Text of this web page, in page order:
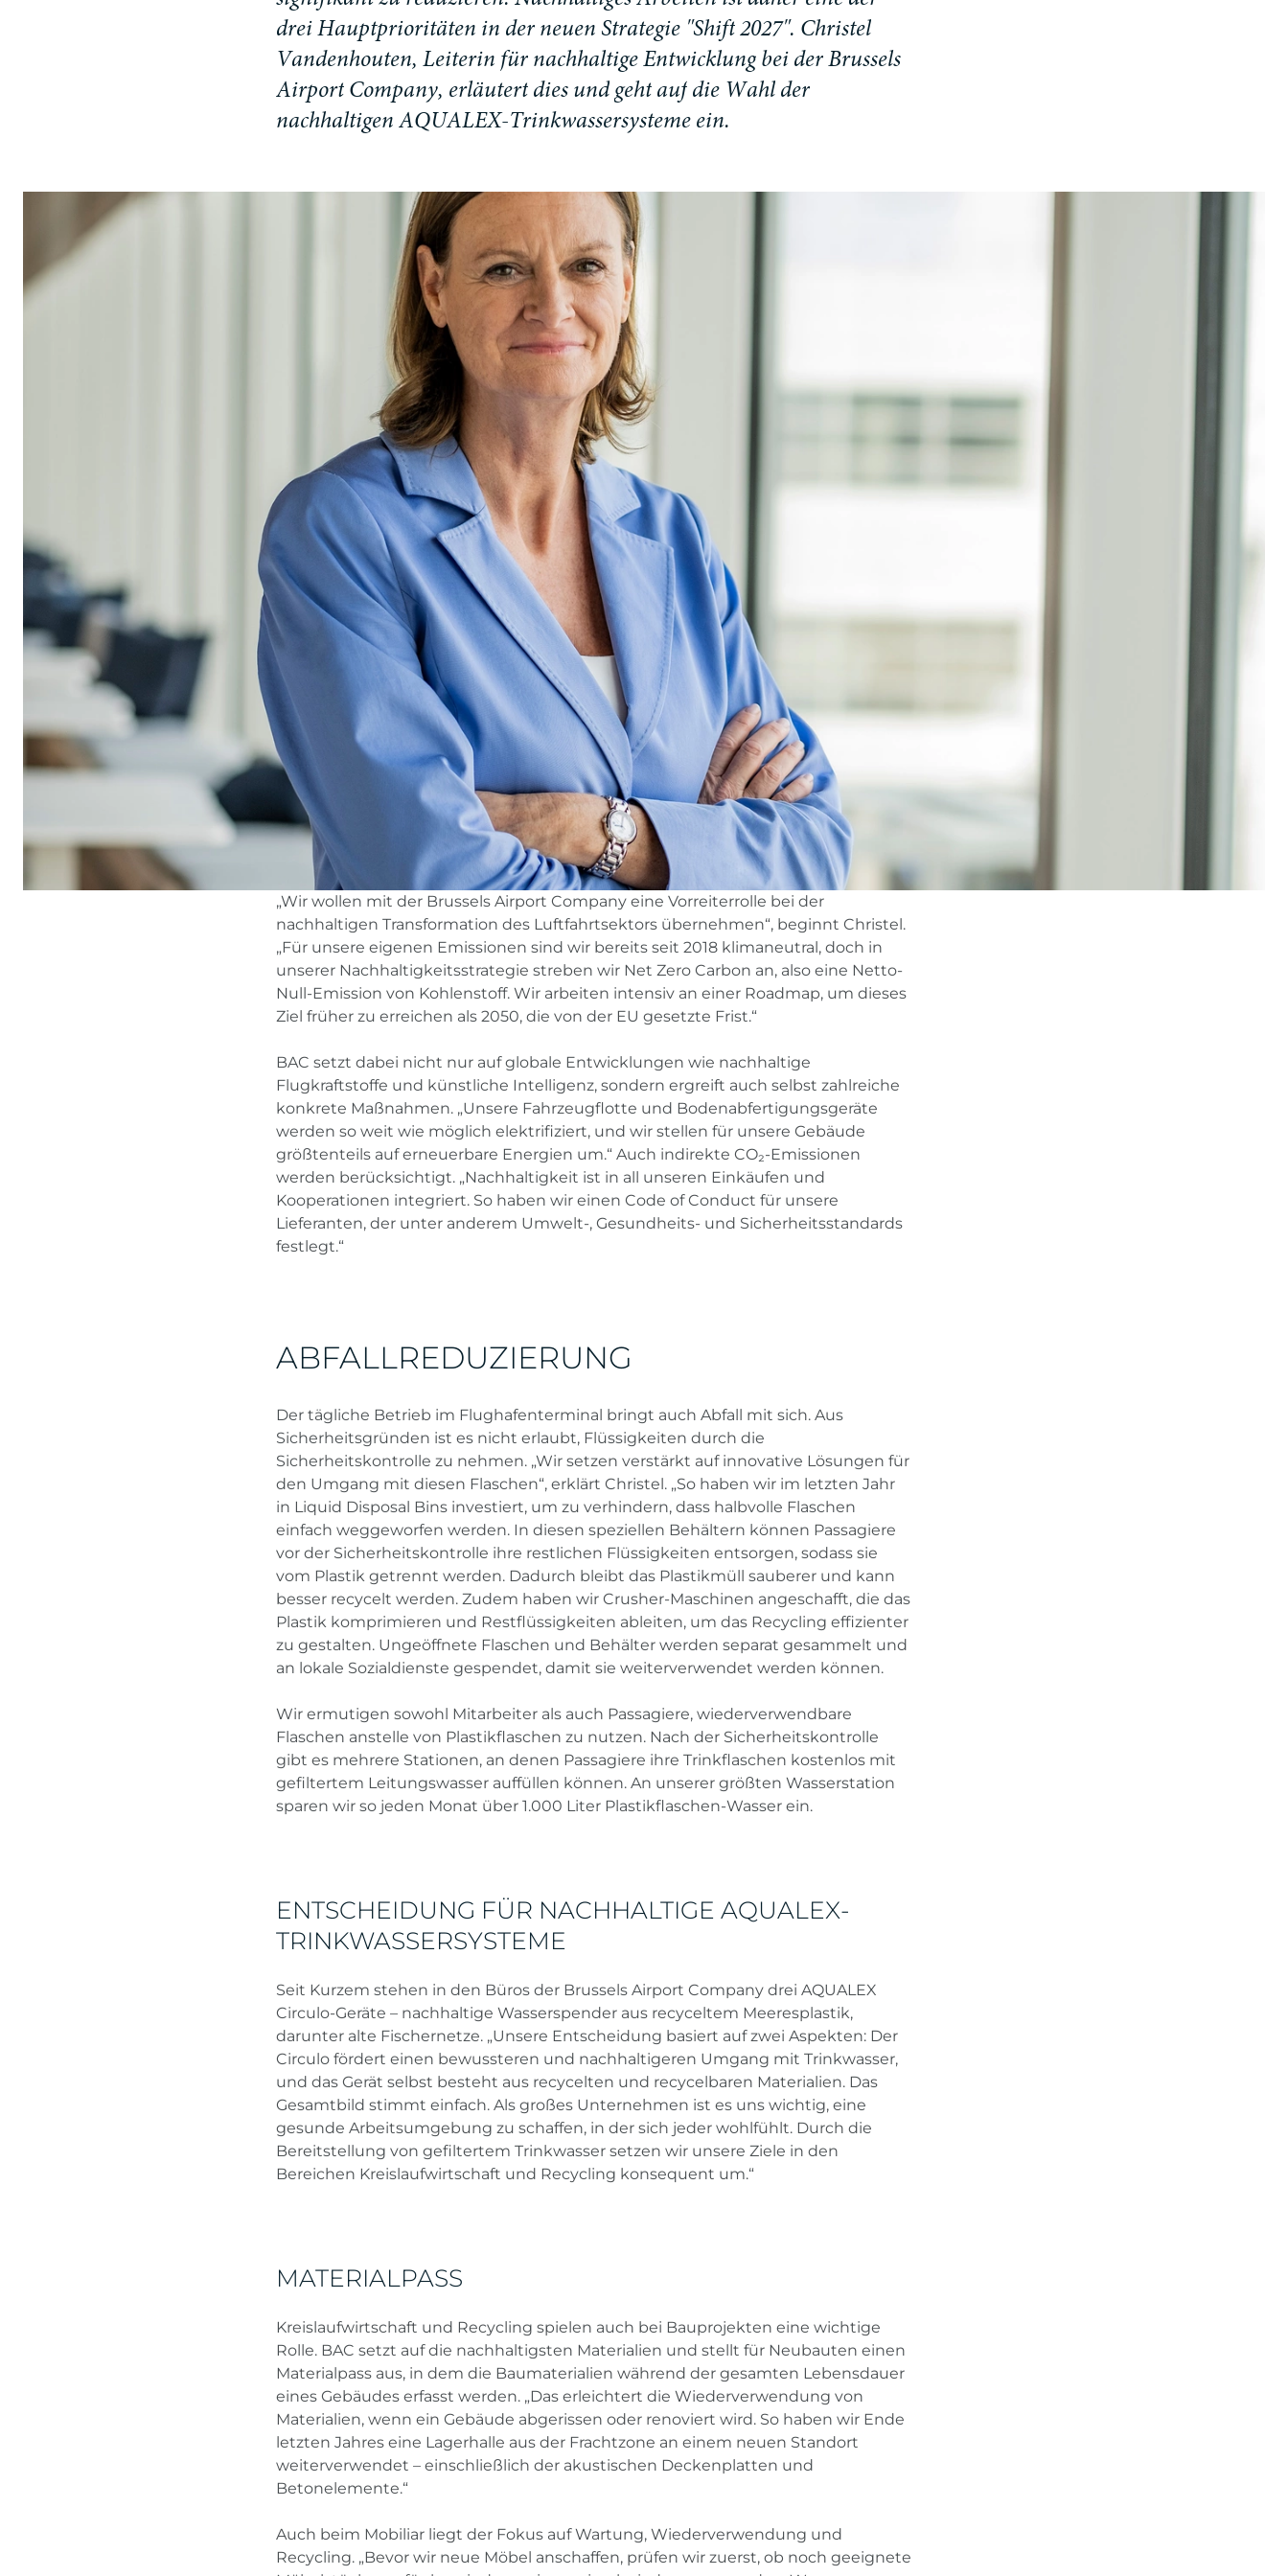
drei Hauptprioritäten in der neuen Strategie "Shift 2027". Christel
Vandenhouten, Leiterin für nachhaltige Entwicklung bei der Brussels
Airport Company, erläutert dies und geht auf die Wahl der
nachhaltigen AQUALEX-Trinkwassersysteme ein.
„Wir wollen mit der Brussels Airport Company eine Vorreiterrolle bei der
nachhaltigen Transformation des Luftfahrtsektors übernehmen“, beginnt Christel.
„Für unsere eigenen Emissionen sind wir bereits seit 2018 klimaneutral, doch in
unserer Nachhaltigkeitsstrategie streben wir Net Zero Carbon an, also eine Netto-
Null-Emission von Kohlenstoff. Wir arbeiten intensiv an einer Roadmap, um dieses
Ziel früher zu erreichen als 2050, die von der EU gesetzte Frist.“
BAC setzt dabei nicht nur auf globale Entwicklungen wie nachhaltige
Flugkraftstoffe und künstliche Intelligenz, sondern ergreift auch selbst zahlreiche
konkrete Maßnahmen. „Unsere Fahrzeugflotte und Bodenabfertigungsgeräte
werden so weit wie möglich elektrifiziert, und wir stellen für unsere Gebäude
größtenteils auf erneuerbare Energien um.“ Auch indirekte CO₂-Emissionen
werden berücksichtigt. „Nachhaltigkeit ist in all unseren Einkäufen und
Kooperationen integriert. So haben wir einen Code of Conduct für unsere
Lieferanten, der unter anderem Umwelt-, Gesundheits- und Sicherheitsstandards
festlegt.“
ABFALLREDUZIERUNG
Der tägliche Betrieb im Flughafenterminal bringt auch Abfall mit sich. Aus
Sicherheitsgründen ist es nicht erlaubt, Flüssigkeiten durch die
Sicherheitskontrolle zu nehmen. „Wir setzen verstärkt auf innovative Lösungen für
den Umgang mit diesen Flaschen“, erklärt Christel. „So haben wir im letzten Jahr
in Liquid Disposal Bins investiert, um zu verhindern, dass halbvolle Flaschen
einfach weggeworfen werden. In diesen speziellen Behältern können Passagiere
vor der Sicherheitskontrolle ihre restlichen Flüssigkeiten entsorgen, sodass sie
vom Plastik getrennt werden. Dadurch bleibt das Plastikmüll sauberer und kann
besser recycelt werden. Zudem haben wir Crusher-Maschinen angeschafft, die das
Plastik komprimieren und Restflüssigkeiten ableiten, um das Recycling effizienter
zu gestalten. Ungeöffnete Flaschen und Behälter werden separat gesammelt und
an lokale Sozialdienste gespendet, damit sie weiterverwendet werden können.
Wir ermutigen sowohl Mitarbeiter als auch Passagiere, wiederverwendbare
Flaschen anstelle von Plastikflaschen zu nutzen. Nach der Sicherheitskontrolle
gibt es mehrere Stationen, an denen Passagiere ihre Trinkflaschen kostenlos mit
gefiltertem Leitungswasser auffüllen können. An unserer größten Wasserstation
sparen wir so jeden Monat über 1.000 Liter Plastikflaschen-Wasser ein.
ENTSCHEIDUNG FÜR NACHHALTIGE AQUALEX-
TRINKWASSERSYSTEME
Seit Kurzem stehen in den Büros der Brussels Airport Company drei AQUALEX
Circulo-Geräte – nachhaltige Wasserspender aus recyceltem Meeresplastik,
darunter alte Fischernetze. „Unsere Entscheidung basiert auf zwei Aspekten: Der
Circulo fördert einen bewussteren und nachhaltigeren Umgang mit Trinkwasser,
und das Gerät selbst besteht aus recycelten und recycelbaren Materialien. Das
Gesamtbild stimmt einfach. Als großes Unternehmen ist es uns wichtig, eine
gesunde Arbeitsumgebung zu schaffen, in der sich jeder wohlfühlt. Durch die
Bereitstellung von gefiltertem Trinkwasser setzen wir unsere Ziele in den
Bereichen Kreislaufwirtschaft und Recycling konsequent um.“
MATERIALPASS
Kreislaufwirtschaft und Recycling spielen auch bei Bauprojekten eine wichtige
Rolle. BAC setzt auf die nachhaltigsten Materialien und stellt für Neubauten einen
Materialpass aus, in dem die Baumaterialien während der gesamten Lebensdauer
eines Gebäudes erfasst werden. „Das erleichtert die Wiederverwendung von
Materialien, wenn ein Gebäude abgerissen oder renoviert wird. So haben wir Ende
letzten Jahres eine Lagerhalle aus der Frachtzone an einem neuen Standort
weiterverwendet – einschließlich der akustischen Deckenplatten und
Betonelemente.“
Auch beim Mobiliar liegt der Fokus auf Wartung, Wiederverwendung und
Recycling. „Bevor wir neue Möbel anschaffen, prüfen wir zuerst, ob noch geeignete